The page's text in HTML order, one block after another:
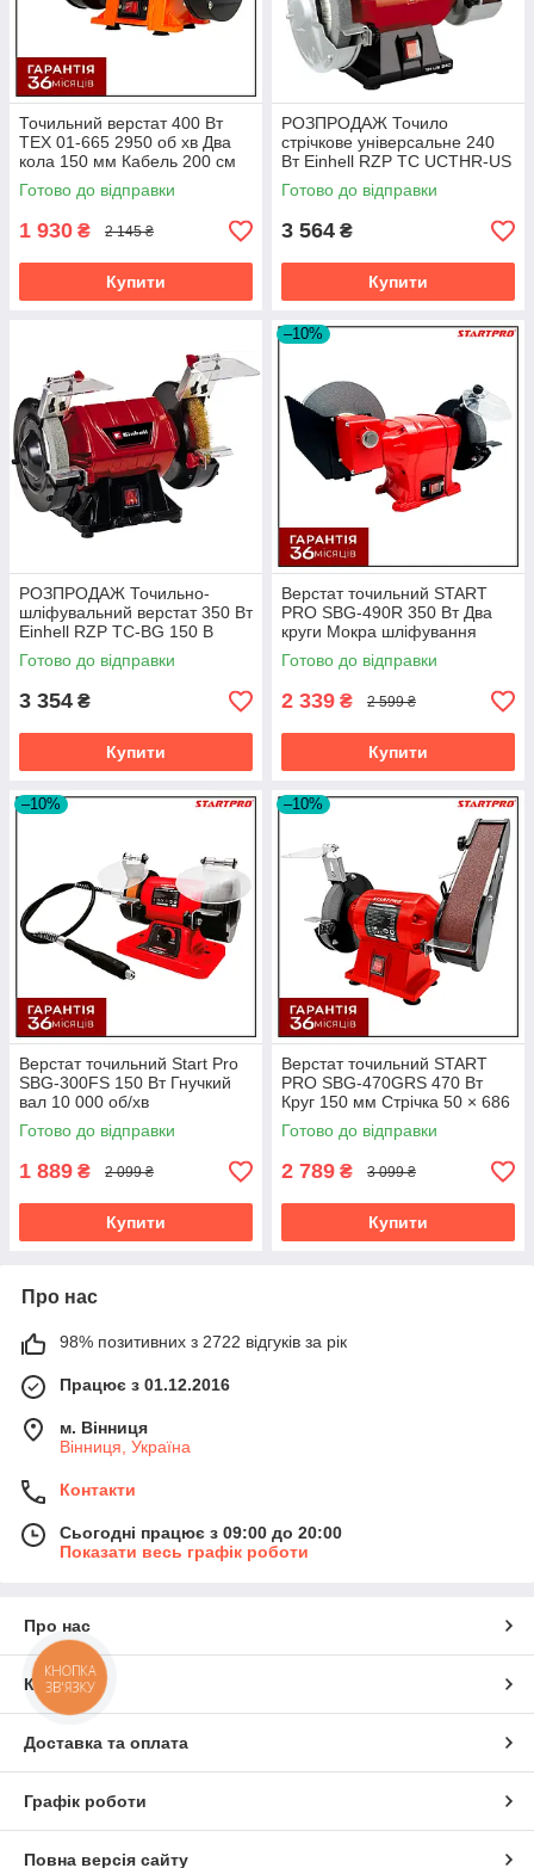
Точильний верстат 400 Вт
ТEX 01-665 2950 об хв Два
кола 150 мм Кабель 200 см
Готово до відправки
1 930 ₴ 2 145 ₴
Купити
РОЗПРОДАЖ Точило
стрічкове універсальне 240
Вт Einhell RZP TC UCTHR-US
240 2950 об хв Круг Стрічка
ПОШКОДЖЕНЕ ПАКУВАННЯ
Готово до відправки
3 564 ₴
Купити
РОЗПРОДАЖ Точильно-
шліфувальний верстат 350 Вт
Einhell RZP TC-BG 150 B
2980 об хв Два камені 150 x
32 x 20 мм ПОШКОДЖЕНЕ
Готово до відправки
3 354 ₴
Купити
–10%
Верстат точильний START
PRO SBG-490R 350 Вт Два
круги Мокра шліфування
Готово до відправки
2 339 ₴ 2 599 ₴
Купити
–10%
Верстат точильний Start Pro
SBG-300FS 150 Вт Гнучкий
вал 10 000 об/хв
Готово до відправки
1 889 ₴ 2 099 ₴
Купити
–10%
Верстат точильний START
PRO SBG-470GRS 470 Вт
Круг 150 мм Стрічка 50 × 686
мм
Готово до відправки
2 789 ₴ 3 099 ₴
Купити
Про нас
98% позитивних з 2722 відгуків за рік
Працює з 01.12.2016
м. Вінниця
Вінниця, Україна
Контакти
Сьогодні працює з 09:00 до 20:00
Показати весь графік роботи
Про нас
Контакти
Доставка та оплата
Графік роботи
Повна версія сайту
КНОПКА
ЗВ'ЯЗКУ